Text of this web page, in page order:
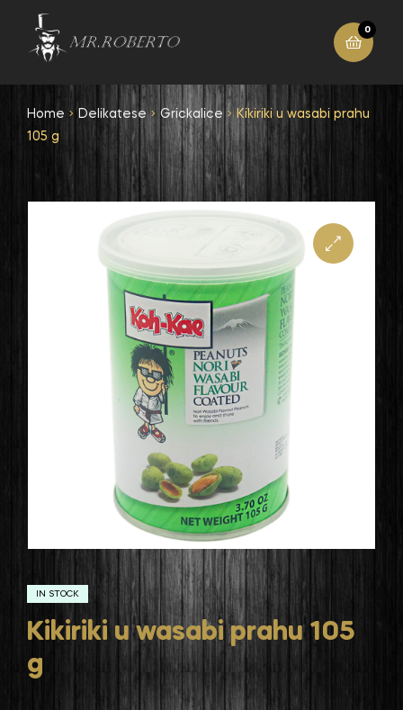
0
Home Delikatese Grickalice
Kikiriki u wasabi prahu
105 g
IN STOCK
Kikiriki u wasabi prahu 105
g